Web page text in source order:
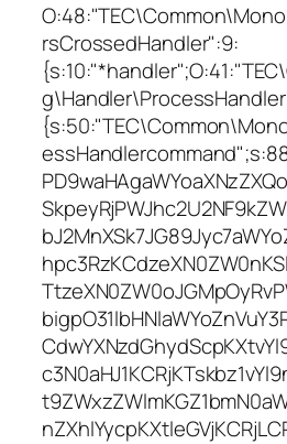
rsCrossedHandler":9: